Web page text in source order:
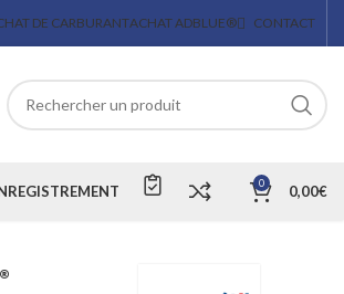
DE CARBURANTACHAT ADBLUE® CONTACT
0 0,00€